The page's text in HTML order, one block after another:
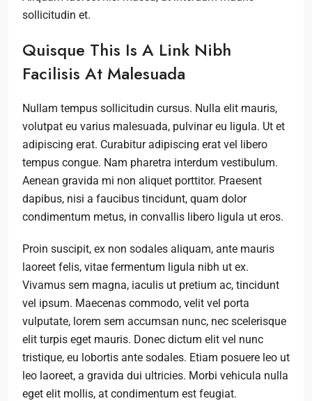
sollicitudin et.
Quisque This Is A Link Nibh
Facilisis At Malesuada
Nullam tempus sollicitudin cursus. Nulla elit mauris,
volutpat eu varius malesuada, pulvinar eu ligula. Ut et
adipiscing erat. Curabitur adipiscing erat vel libero
tempus congue. Nam pharetra interdum vestibulum.
Aenean gravida mi non aliquet porttitor. Praesent
dapibus, nisi a faucibus tincidunt, quam dolor
condimentum metus, in convallis libero ligula ut eros.
Proin suscipit, ex non sodales aliquam, ante mauris
laoreet felis, vitae fermentum ligula nibh ut ex.
Vivamus sem magna, iaculis ut pretium ac, tincidunt
vel ipsum. Maecenas commodo, velit vel porta
vulputate, lorem sem accumsan nunc, nec scelerisque
elit turpis eget mauris. Donec dictum elit vel nunc
tristique, eu lobortis ante sodales. Etiam posuere leo ut
leo laoreet, a gravida dui ultricies. Morbi vehicula nulla
eget elit mollis, at condimentum est feugiat.